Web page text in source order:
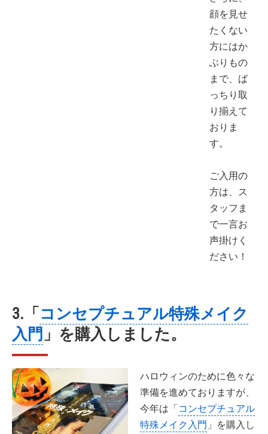
顔を見せ
たくない
方にはか
ぶりもの
まで、ば
っちり取
り揃えて
おりま
す。
ご入用の
方は、ス
タッフま
で一言お
声掛けく
ださい！
3.「 コンセプチュアル特殊メイク
入門 」を購入しました。
ハロウィンのために色々な
準備を進めておりますが、
今年は「コンセプチュアル
特殊メイク入門 」を購入し